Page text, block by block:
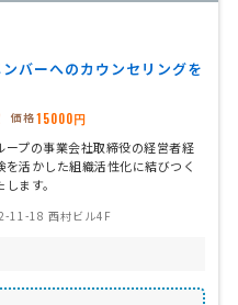
バーへのカウンセリングを
価格15000円
ープの事業会社取締役の経営者経
活かした組織活性化に結びつく
ます。
11-18 西村ビル4F